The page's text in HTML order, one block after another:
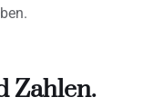
Zahlen.